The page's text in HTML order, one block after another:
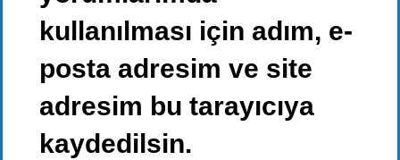
kullanılması için adım, e-
posta adresim ve site
adresim bu tarayıcıya
kaydedilsin.